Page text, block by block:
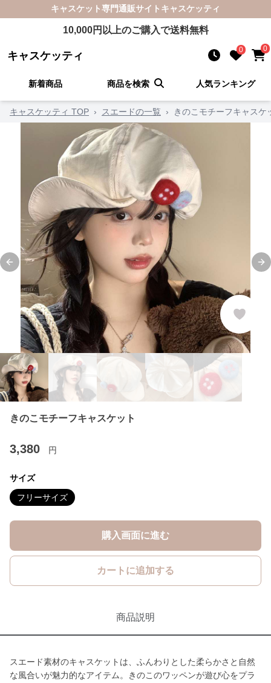
キャスケット専門通販サイト キャスケッティ
10,000円以上のご購入で送料無料
キャスケッティ 0 0
新着商品 商品を検索 人気ランキング
キャスケッティ TOP › スエードの一覧 › きのこモチーフキャスケ
Previous slide
きのこモチーフキャスケット
3,380 円
サイズ
フリーサイズ
購入画面に進む
カートに追加する
商品説明
スエード素材のキャスケットは、ふんわりとした柔らかさと自然
な風合いが魅力的なアイテム。きのこのワッペンが遊び心をプラ